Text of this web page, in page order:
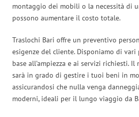
montaggio dei mobili o la necessità di
possono aumentare il costo totale.
Traslochi Bari offre un preventivo
esigenze del cliente. Disponiamo di
base all’ampiezza e ai servizi richiesti.
sarà in grado di gestire i tuoi beni in
assicurandosi che nulla venga
moderni, ideali per il lungo viaggio da